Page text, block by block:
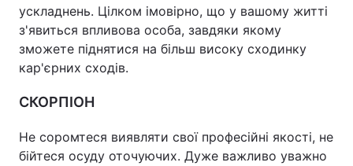
ускладнень. Цілком імовірно, що у вашому житті
з'явиться впливова особа, завдяки якому
зможете піднятися на більш високу сходинку
кар'єрних сходів.
СКОРПІОН
Не соромтеся виявляти свої професійні якості, не
бійтеся осуду оточуючих. Дуже важливо уважно